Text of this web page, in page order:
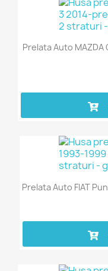
Prelata Auto
Prelata Auto FIAT